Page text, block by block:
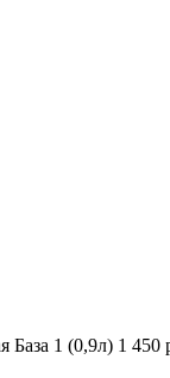
База 1 (0,9л) 1 450